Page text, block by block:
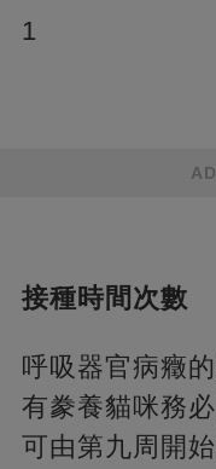
1
接種時間次數
呼吸器官病癥
有豢養貓咪務
可由第九周開